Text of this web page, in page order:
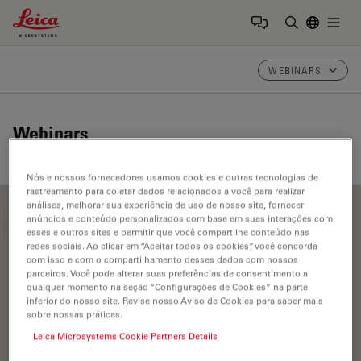
Leica Microsystems Logo
WEBINARS
Webinars
FILTER ARTICLES
TIRF
Nós e nossos fornecedores usamos cookies e outras tecnologias de
rastreamento para coletar dados relacionados a você para realizar
análises, melhorar sua experiência de uso de nosso site, fornecer
anúncios e conteúdo personalizados com base em suas interações com
esses e outros sites e permitir que você compartilhe conteúdo nas
redes sociais. Ao clicar em “Aceitar todos os cookies”, você concorda
com isso e com o compartilhamento desses dados com nossos
parceiros. Você pode alterar suas preferências de consentimento a
qualquer momento na seção “Configurações de Cookies” na parte
inferior do nosso site. Revise nosso Aviso de Cookies para saber mais
sobre nossas práticas.
Leica Microsystems Cookie Partners Details